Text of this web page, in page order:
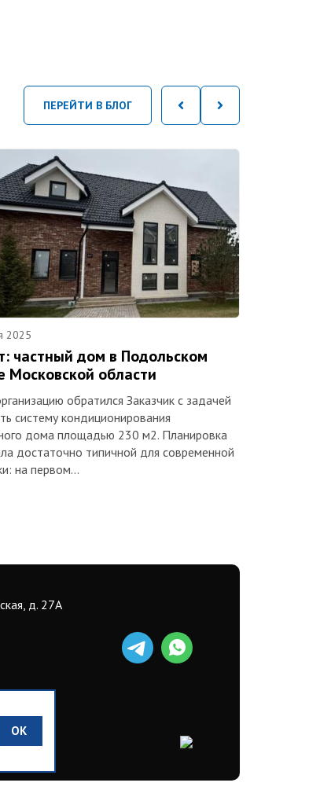
ПЕРЕЙТИ В БЛОГ
2025
частный дом в Подольском
Московской области
обратился Заказчик с задачей
систему кондиционирования
дома площадью 230 м2. Планировка
достаточно типичной для современной
на первом…
д. 27А
OK